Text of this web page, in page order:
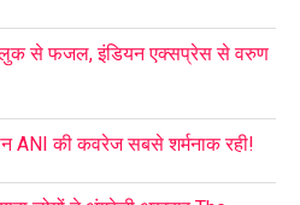
से फजल, इंडियन एक्सप्रेस से वरुण
ANI की कवरेज सबसे शर्मनाक रही!